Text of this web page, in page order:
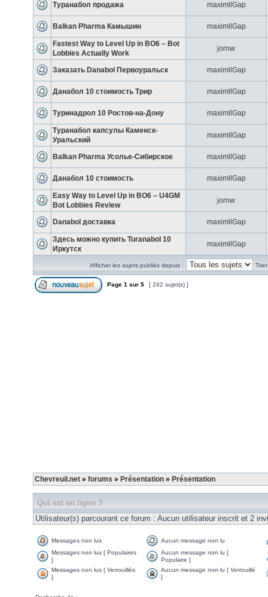
Туранабол продажа maximllGap
Balkan Pharma Камышин maximllGap
Fastest Way to Level Up in BO6 – Bot
Lobbies Actually Work
jornw
Заказать Danabol Первоуральск maximllGap
Данабол 10 стоимость Трир maximllGap
Туринадрол 10 Ростов-на-Дону maximllGap
Туранабол капсулы Каменск-
Уральский
maximllGap
Balkan Pharma Усолье-Сибирское maximllGap
Данабол 10 стоимость maximllGap
Easy Way to Level Up in BO6 – U4GM
Bot Lobbies Review
jornw
Danabol доставка maximllGap
Здесь можно купить Turanabol 10
Иркутск
maximllGap
Afficher les sujets publiés depuis :
Page 1 sur 5 [ 242 sujet(s) ]
Chevreuil.net » forums » Présentation » Présentation
Qui est en ligne ?
Utilisateur(s) parcourant ce forum : Aucun utilisateur inscrit et 2
Messages non lus
Aucun message non lu
Messages non lus [ Populaires
]
Aucun message non lu [
Populaire ]
Messages non lus [ Verrouillés
]
Aucun message non lu [ Verrouillé
]